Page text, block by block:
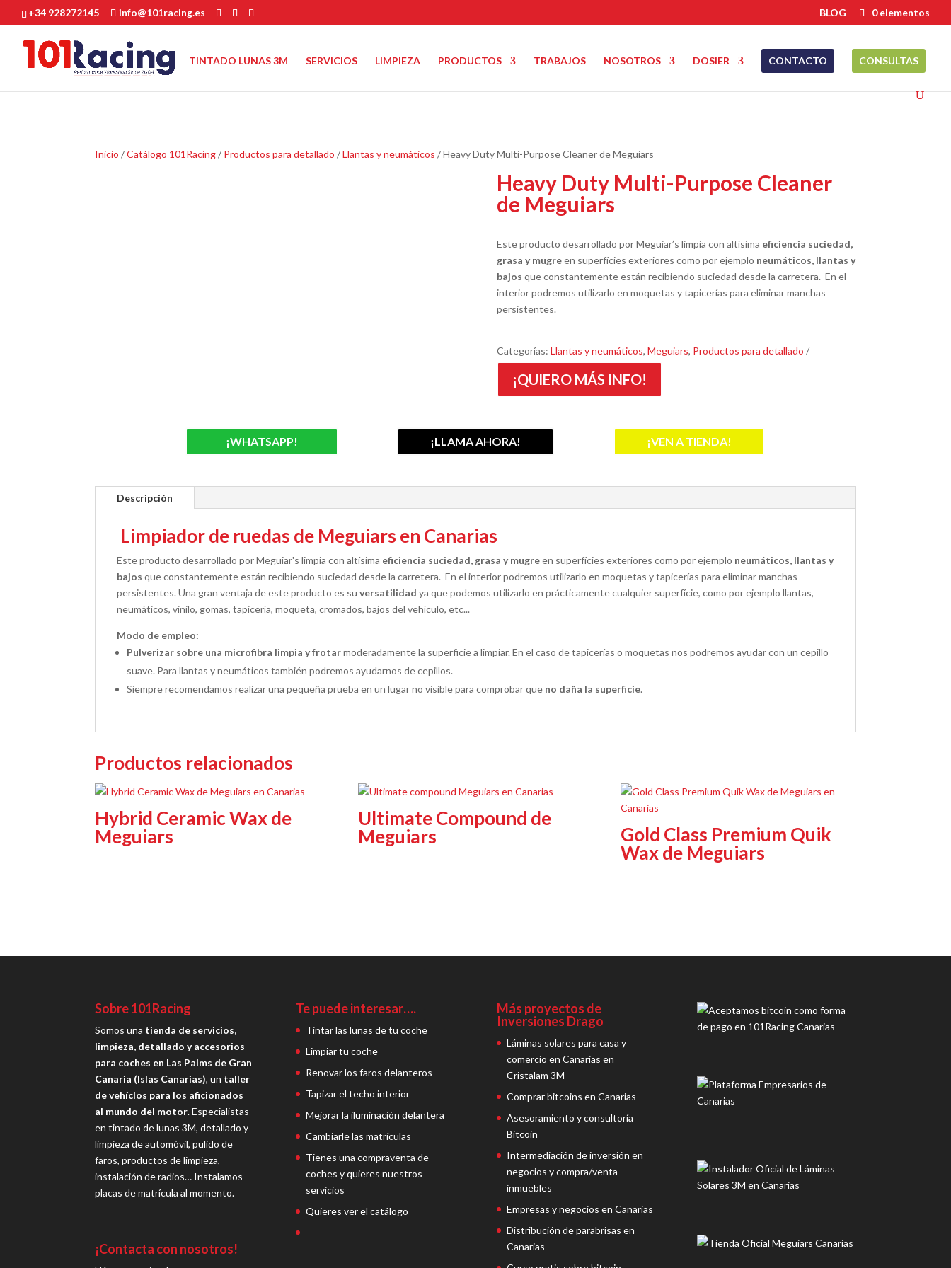
+34 928272145 info@101racing.es BLOG 0 elementos
TINTADO LUNAS 3M SERVICIOS LIMPIEZA PRODUCTOS TRABAJOS NOSOTROS DOSIER CONTACTO CONSULTAS
Inicio /Catálogo 101Racing/ Productos para detallado /Llantas y neumáticos / Heavy Duty Multi-Purpose Cleaner de Meguiars
Heavy Duty Multi-Purpose Cleaner
de Meguiars
Este producto desarrollado por Meguiar’s limpia con altísima eficiencia suciedad,
grasa y mugreen superfícies exteriores como por ejemplo neumáticos, llantas y
bajos que constantemente están recibiendo suciedad desde la carretera. En el
interior podremos utilizarlo en moquetas y tapicerías para eliminar manchas
persistentes.
Categorías: Llantas y neumáticos, Meguiars, Productos para detallado
¡QUIERO MÁS INFO!
¡WHATSAPP! ¡LLAMA AHORA! ¡VEN A TIENDA!
Descripción
Limpiador de ruedas de Meguiars en Canarias
Este producto desarrollado por Meguiar's limpia con altísima eficiencia suciedad, grasa y mugreen superfícies exteriores como por ejemplo neumáticos, llantas y
bajos que constantemente están recibiendo suciedad desde la carretera. En el interior podremos utilizarlo en moquetas y tapicerías para eliminar manchas
persistentes. Una gran ventaja de este producto es suversatilidad ya que podemos utilizarlo en prácticamente cualquier superfície, como por ejemplo llantas,
neumáticos, vinilo, gomas, tapicería, moqueta, cromados, bajos del vehículo, etc...
Modo de empleo:
Pulverizar sobre una microfibra limpia y frotarmoderadamente la superficie a limpiar. En el caso de tapicerías o moquetas nos podremos ayudar con un cepillo
suave. Para llantas y neumáticos también podremos ayudarnos de cepillos.
Siempre recomendamos realizar una pequeña prueba en un lugar no visible para comprobar que no daña la superficie.
Productos relacionados
Hybrid Ceramic Wax de
Meguiars
Ultimate Compound de
Meguiars
Gold Class Premium Quik
Wax de Meguiars
Sobre 101Racing
Somos una tienda de servicios,
limpieza, detallado y accesorios
para coches en Las Palms de Gran
Canaria (Islas Canarias), un taller
de vehíclos para los aficionados
al mundo del motor. Especialistas
en tintado de lunas 3M, detallado y
limpieza de automóvil, pulido de
faros, productos de limpieza,
instalación de radios… Instalamos
placas de matrícula al momento.
¡Contacta con nosotros!
Te puede interesar….
Tintar las lunas de tu coche
Limpiar tu coche
Renovar los faros delanteros
Tapizar el techo interior
Mejorar la iluminación delantera
Cambiarle las matrículas
Tienes una compraventa de
coches y quieres nuestros
servicios
Quieres ver el catálogo
Más proyectos de
Inversiones Drago
Láminas solares para casa y
comercio en Canarias en
Cristalam 3M
Comprar bitcoins en Canarias
Asesoramiento y consultoría
Bitcoin
Intermediación de inversión en
negocios y compra/venta
inmuebles
Empresas y negocios en Canarias
Distribución de parabrisas en
Canarias